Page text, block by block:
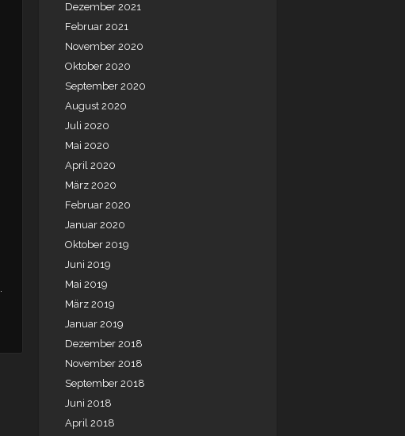
Dezember 2021
Februar 2021
November 2020
Oktober 2020
September 2020
August 2020
Juli 2020
Mai 2020
April 2020
März 2020
Februar 2020
Januar 2020
Oktober 2019
Juni 2019
Mai 2019
März 2019
Januar 2019
Dezember 2018
November 2018
September 2018
Juni 2018
April 2018